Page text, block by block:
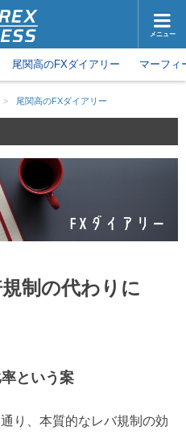
メニュー
ニュース
マーケット
動画
尾関高のFXダイアリー マーフィ
> 尾関高のFXダイアリー
制の代わりに
という案
り、本質的なレバ規制の効